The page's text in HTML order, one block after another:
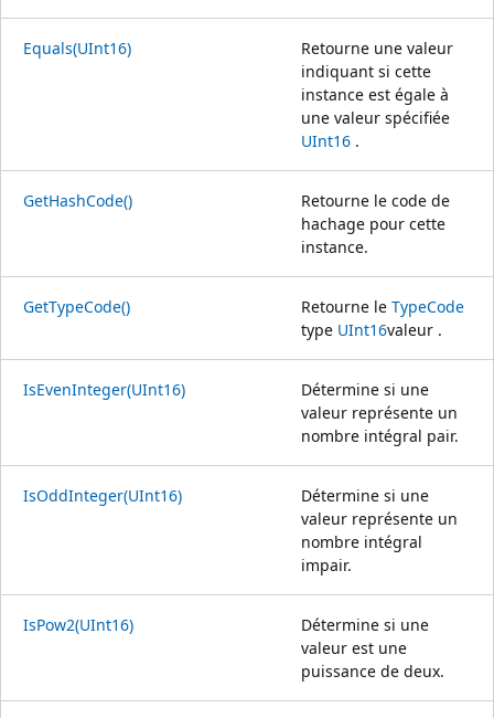
Equals(UInt16)
Retourne une valeur
indiquant si cette
instance est égale à
une valeur spécifiée
UInt16 .
GetHashCode()
Retourne le code de
hachage pour cette
instance.
GetTypeCode() Retourne le TypeCode
type UInt16valeur .
IsEvenInteger(UInt16)
Détermine si une
valeur représente un
nombre intégral pair.
IsOddInteger(UInt16)
Détermine si une
valeur représente un
nombre intégral
impair.
IsPow2(UInt16)
Détermine si une
valeur est une
puissance de deux.